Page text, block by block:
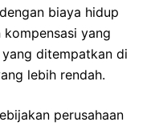
biaya hidup
yang
ditempatkan di
lebih rendah.
perusahaan